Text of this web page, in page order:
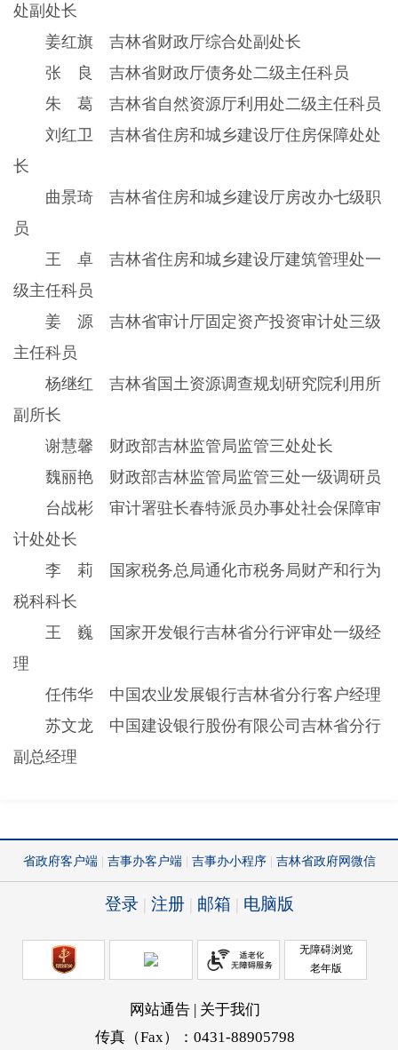
处副处长
姜红旗 吉林省财政厅综合处副处长
张 良 吉林省财政厅债务处二级主任科员
朱 葛 吉林省自然资源厅利用处二级主任科员
刘红卫 吉林省住房和城乡建设厅住房保障处处
长
曲景琦 吉林省住房和城乡建设厅房改办七级职
员
王 卓 吉林省住房和城乡建设厅建筑管理处一
级主任科员
姜 源 吉林省审计厅固定资产投资审计处三级
主任科员
杨继红 吉林省国土资源调查规划研究院利用所
副所长
谢慧馨 财政部吉林监管局监管三处处长
魏丽艳 财政部吉林监管局监管三处一级调研员
台战彬 审计署驻长春特派员办事处社会保障审
计处处长
李 莉 国家税务总局通化市税务局财产和行为
税科科长
王 巍 国家开发银行吉林省分行评审处一级经
理
任伟华 中国农业发展银行吉林省分行客户经理
苏文龙 中国建设银行股份有限公司吉林省分行
副总经理